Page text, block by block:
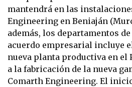
mantendrá en las
Engineering en Beniaján
además, los departamentos
acuerdo empresarial incluye
nueva planta productiva en el
a la fabricación de la nueva
Comarth Engineering. El